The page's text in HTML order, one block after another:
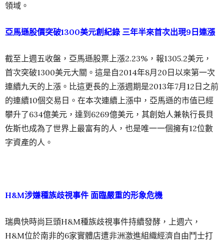
領域。
亞馬遜股價突破1300美元創紀錄 三年半來首次出現9日連漲
截至上週五收盤，亞馬遜股票上漲2.23%，報1305.2美元，
首次突破1300美元大關。這是自2014年8月20日以來第一次
連續九天的上漲。比這更長的上漲週期是2013年7月12日之前
的連續10個交易日。在本次連續上漲中，亞馬遜的市值已經
攀升了634億美元，達到6269億美元，其創始人兼執行長貝
佐斯也成為了世界上最富有的人，也是唯一一個擁有12位數
字資產的人。
H&M涉嫌種族歧視事件 面臨嚴重的形象危機
瑞典快時尚巨頭H&M種族歧視事件持續發酵，上週六，
H&M位於南非的6家實體店遭非洲激進組織經濟自由鬥士打